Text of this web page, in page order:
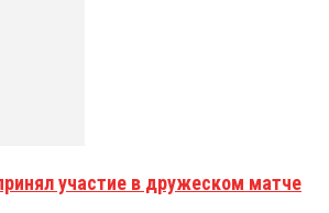
участие в дружеском матче